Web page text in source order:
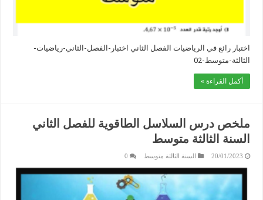
اختبار رائع في الرياضيات الفصل الثاني اختبار-الفصل-الثاني-رياضيات-
الثالثة-متوسط-02
أكمل القراءة »
ملخص درس السلاسل الطاقوية للفصل الثاني
السنة الثالثة متوسط
20/01/2023 السنة الثالثة متوسط 0